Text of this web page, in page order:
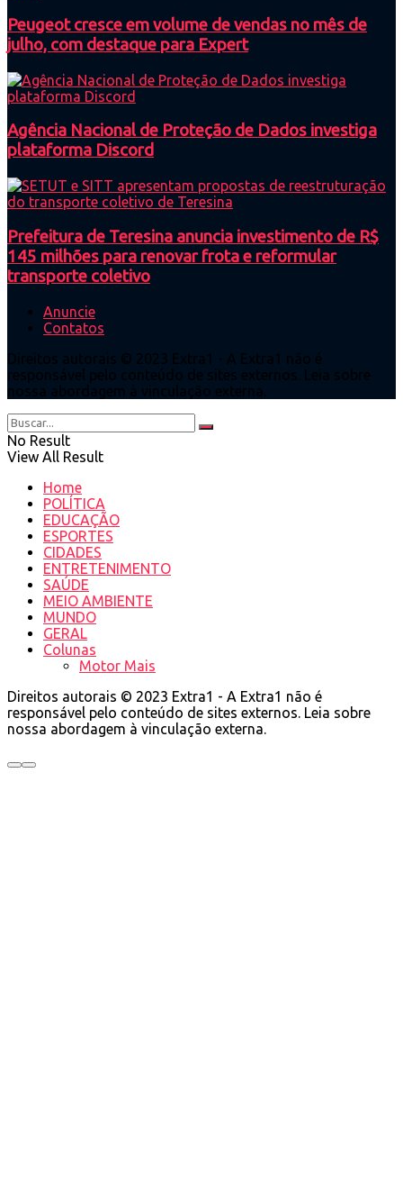
Peugeot cresce em volume de vendas no mês de
julho, com destaque para Expert
Agência Nacional de Proteção de Dados investiga
plataforma Discord
Prefeitura de Teresina anuncia investimento de R$
145 milhões para renovar frota e reformular
transporte coletivo
Anuncie
Contatos
Direitos autorais © 2023 Extra1 - A Extra1 não é
responsável pelo conteúdo de sites externos. Leia sobre
nossa abordagem à vinculação externa.
No Result
View All Result
Home
POLÍTICA
EDUCAÇÃO
ESPORTES
CIDADES
ENTRETENIMENTO
SAÚDE
MEIO AMBIENTE
MUNDO
GERAL
Colunas
Motor Mais
Direitos autorais © 2023 Extra1 - A Extra1 não é
responsável pelo conteúdo de sites externos. Leia sobre
nossa abordagem à vinculação externa.